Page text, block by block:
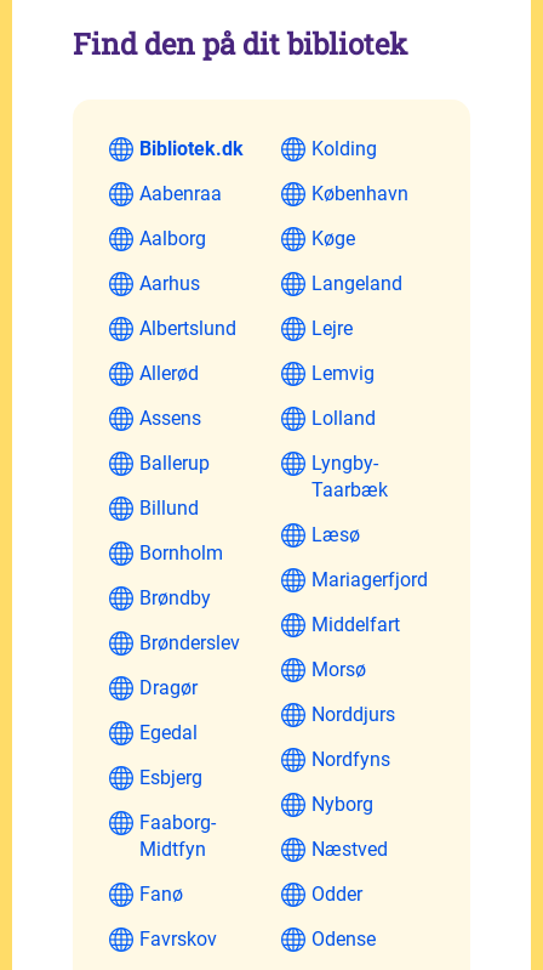
Find den på dit bibliotek
Bibliotek.dk
Aabenraa
Aalborg
Aarhus
Albertslund
Allerød
Assens
Ballerup
Billund
Bornholm
Brøndby
Brønderslev
Dragør
Egedal
Esbjerg
Faaborg-
Midtfyn
Fanø
Favrskov
Kolding
København
Køge
Langeland
Lejre
Lemvig
Lolland
Lyngby-
Taarbæk
Læsø
Mariagerfjord
Middelfart
Morsø
Norddjurs
Nordfyns
Nyborg
Næstved
Odder
Odense